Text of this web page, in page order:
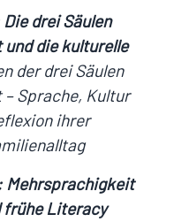
drei Säulen
die kulturelle
der drei Säulen
Sprache, Kultur
ihrer
Mehrsprachigkeit
frühe Literacy